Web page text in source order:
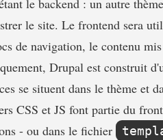
le backend : un autre
le site. Le frontend sera
de navigation, le contenu
Drupal est construit
se situent dans le thème et
CSS et JS font partie du
- ou dans le fichier